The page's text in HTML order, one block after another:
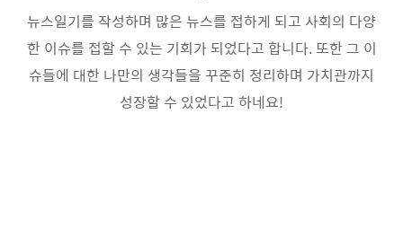
뉴스일기를 작성하며 많은 뉴스를 접하게 되고 사회의 다양
한 이슈를 접할 수 있는 기회가 되었다고 합니다. 또한 그 이
슈들에 대한 나만의 생각들을 꾸준히 정리하며 가치관까지
성장할 수 있었다고 하네요!